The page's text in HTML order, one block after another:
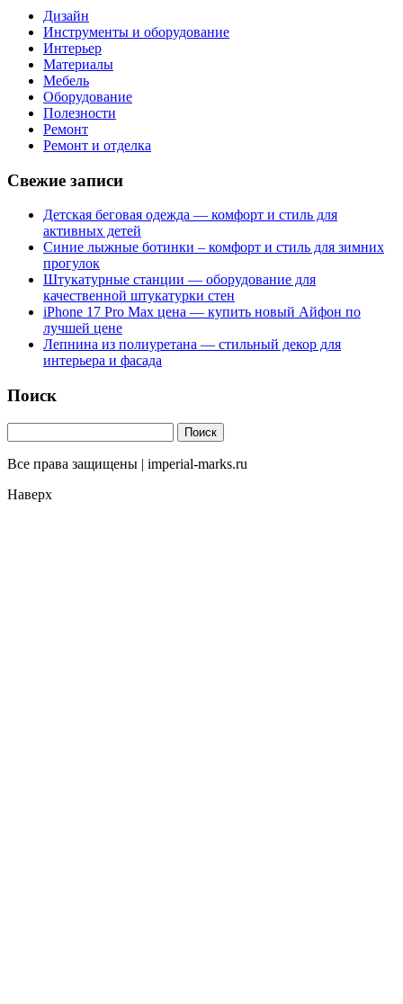
Дизайн
Инструменты и оборудование
Интерьер
Материалы
Мебель
Оборудование
Полезности
Ремонт
Ремонт и отделка
Свежие записи
Детская беговая одежда — комфорт и стиль для
активных детей
Синие лыжные ботинки – комфорт и стиль для зимних
прогулок
Штукатурные станции — оборудование для
качественной штукатурки стен
iPhone 17 Pro Max цена — купить новый Айфон по
лучшей цене
Лепнина из полиуретана — стильный декор для
интерьера и фасада
Поиск
Все права защищены | imperial-marks.ru
Наверх